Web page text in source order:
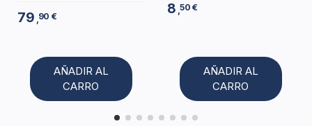
79 ,90 €
AÑADIR AL
CARRO
8 ,50 €
AÑADIR AL
CARRO